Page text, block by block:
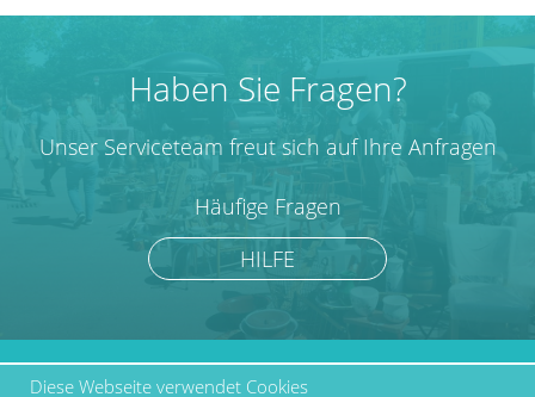
Haben Sie Fragen?
Unser Serviceteam freut sich auf Ihre Anfragen
Häufige Fragen
HILFE
marktcom.de Deutschland Werben bei Marktcom
Diese Webseite verwendet Cookies